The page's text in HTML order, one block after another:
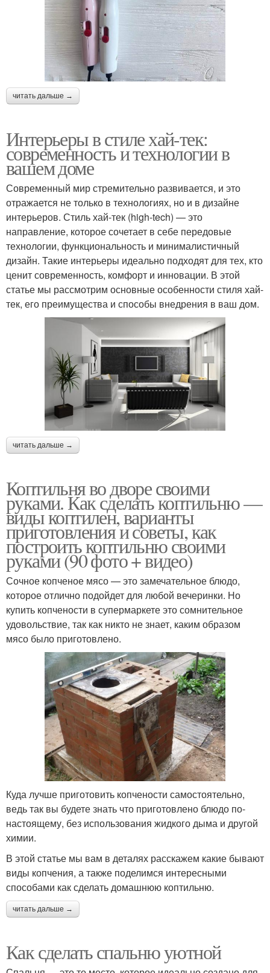
читать дальше →
Интерьеры в стиле хай-тек:
современность и технологии в
вашем доме
Современный мир стремительно развивается, и это
отражается не только в технологиях, но и в дизайне
интерьеров. Стиль хай-тек (high-tech) — это
направление, которое сочетает в себе передовые
технологии, функциональность и минималистичный
дизайн. Такие интерьеры идеально подходят для тех, кто
ценит современность, комфорт и инновации. В этой
статье мы рассмотрим основные особенности стиля хай-
тек, его преимущества и способы внедрения в ваш дом.
читать дальше →
Коптильня во дворе своими
руками. Как сделать коптильню —
виды коптилен, варианты
приготовления и советы, как
построить коптильню своими
руками (90 фото + видео)
Сочное копченое мясо — это замечательное блюдо,
которое отлично подойдет для любой вечеринки. Но
купить копчености в супермаркете это сомнительное
удовольствие, так как никто не знает, каким образом
мясо было приготовлено.
Куда лучше приготовить копчености самостоятельно,
ведь так вы будете знать что приготовлено блюдо по-
настоящему, без использования жидкого дыма и другой
химии.
В этой статье мы вам в деталях расскажем какие бывают
виды копчения, а также поделимся интересными
способами как сделать домашнюю коптильню.
читать дальше →
Как сделать спальню уютной